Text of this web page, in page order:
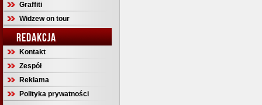
Graffiti
Widzew on tour
REDAKCJA
Kontakt
Zespół
Reklama
Polityka prywatności